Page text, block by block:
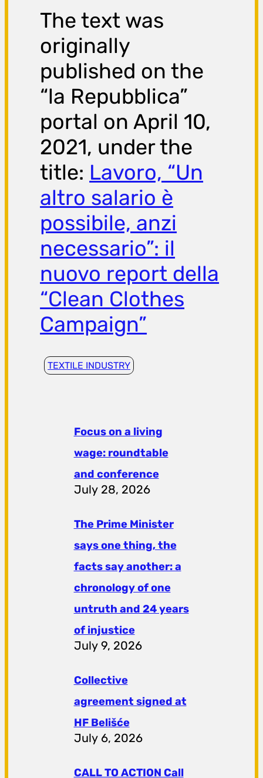
The text was
originally
published on the
“la Repubblica”
portal on April 10,
2021, under the
title: Lavoro, “Un
altro salario è
possibile, anzi
necessario”: il
nuovo report della
“Clean Clothes
Campaign”
TEXTILE INDUSTRY
Focus on a living
wage: roundtable
and conference
July 28, 2026
The Prime Minister
says one thing, the
facts say another: a
chronology of one
untruth and 24 years
of injustice
July 9, 2026
Collective
agreement signed at
HF ​​Belišće
July 6, 2026
CALL TO ACTION Call